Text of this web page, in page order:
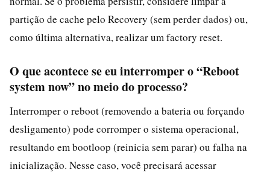
partição de cache pelo Recovery (sem perder dados) ou,
como última alternativa, realizar um factory reset.
O que acontece se eu interromper o “Reboot
system now” no meio do processo?
Interromper o reboot (removendo a bateria ou forçando
desligamento) pode corromper o sistema operacional,
resultando em bootloop (reinicia sem parar) ou falha na
inicialização. Nesse caso, você precisará acessar